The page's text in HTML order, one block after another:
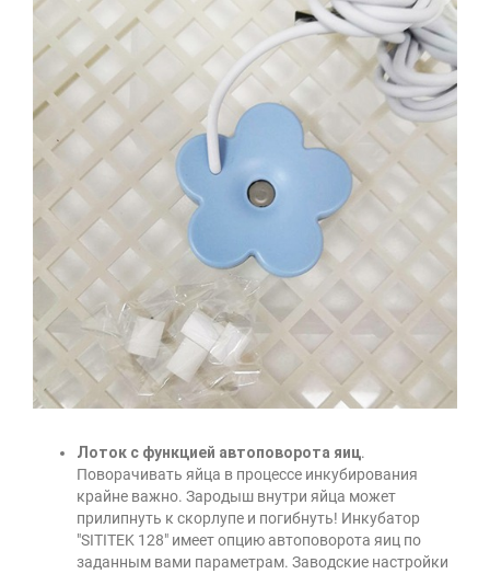
Лоток с функцией автоповорота яиц.
Поворачивать яйца в процессе инкубирования
крайне важно. Зародыш внутри яйца может
прилипнуть к скорлупе и погибнуть! Инкубатор
"SITITEK 128" имеет опцию автоповорота яиц по
заданным вами параметрам. Заводские настройки